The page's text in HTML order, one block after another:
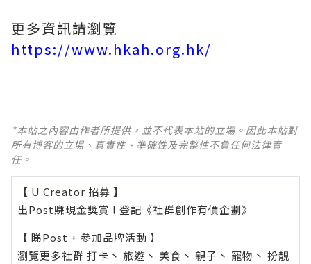
更多資訊請瀏覽
https://www.hkah.org.hk/
*本站之內容由作者所提供，並不代表本站的立場。因此本站對
所有博客的立場、真實性、準確性及完整性不負任何法律責
任。
【 U Creator 招募 】
出Post賺現金獎賞 l 登記《社群創作有價企劃》
【 睇Post + 參加品牌活動 】
瀏覽更多社群 打卡 丶 旅遊 丶 美食 丶 親子 丶 寵物 丶 扮靚